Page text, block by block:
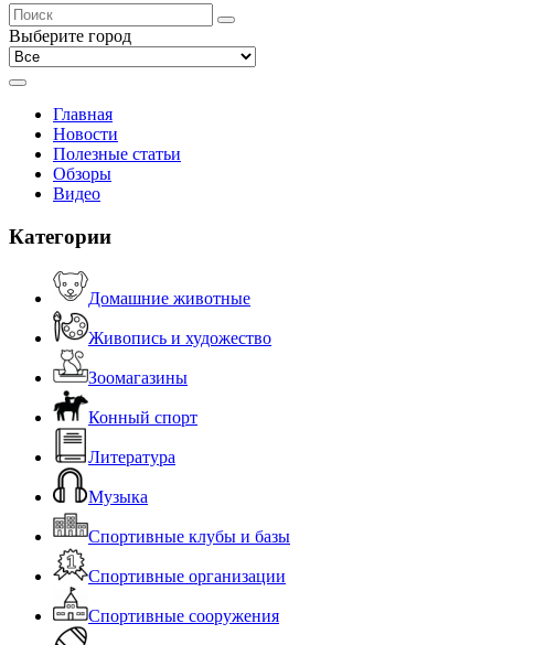
Выберите город
Главная
Новости
Полезные статьи
Обзоры
Видео
Категории
Домашние животные
Живопись и художество
Зоомагазины
Конный спорт
Литература
Музыка
Спортивные клубы и базы
Спортивные организации
Спортивные сооружения